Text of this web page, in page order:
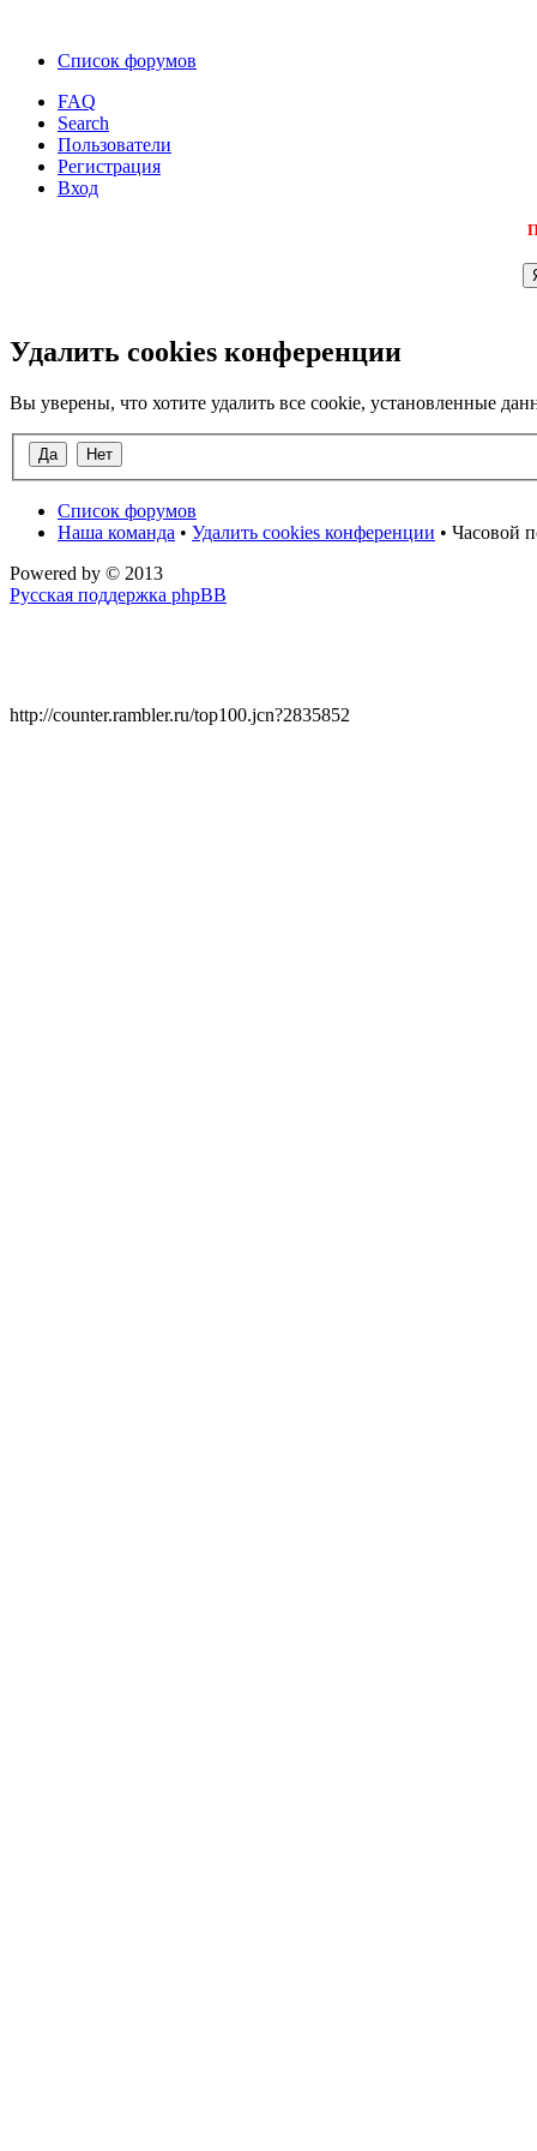
Список форумов
FAQ
Search
Пользователи
Регистрация
Вход
Удалить cookies конференции
Вы уверены, что хотите удалить все cookie, установленные
Список форумов
Наша команда • Удалить cookies конференции • Часовой
Powered by © 2013
Русская поддержка phpBB
http://counter.rambler.ru/top100.jcn?2835852